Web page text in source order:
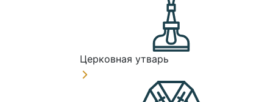
Церковная утварь